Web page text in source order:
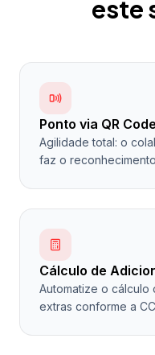
este
Ponto via QR Code
Agilidade total: o
faz o
Cálculo de
Automatize o cálculo
extras conforme a